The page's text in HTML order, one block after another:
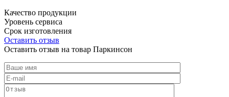
Качество продукции
Уровень сервиса
Срок изготовления
Оставить отзыв
Оставить отзыв на товар Паркинсон